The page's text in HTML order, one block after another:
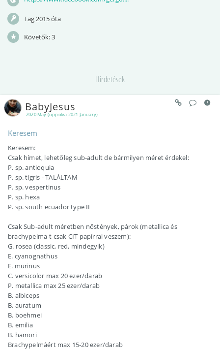
Tag 2015 óta
Követők:3
Hirdetések
2020 May (uppolva 2021 January)
BabyJesus
Keresem
Keresem:
Csak hímet, lehetőleg sub-adult de bármilyen méret érdekel:
P. sp. antioquia
P. sp. tigris - TALÁLTAM
P. sp. vespertinus
P. sp. hexa
P. sp. south ecuador type II
Csak Sub-adult méretben nőstények, párok (metallica és
brachypelma-t csak CIT papírral veszem):
G. rosea (classic, red, mindegyik)
E. cyanognathus
E. murinus
C. versicolor max 20 ezer/darab
P. metallica max 25 ezer/darab
B. albiceps
B. auratum
B. boehmei
B. emilia
B. hamori
Brachypelmáért max 15-20 ezer/darab